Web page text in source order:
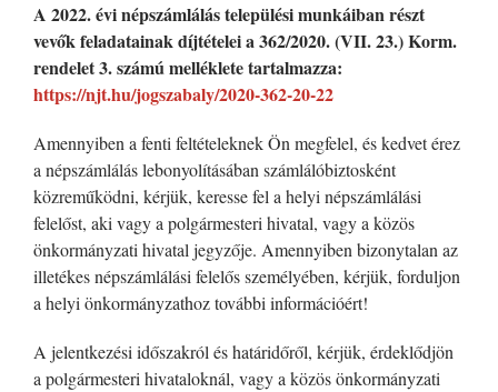
A 2022. évi népszámlálás települési munkáiban részt
vevők feladatainak díjtételei a 362/2020. (VII. 23.) Korm.
rendelet 3. számú melléklete tartalmazza:
https://njt.hu/jogszabaly/2020-362-20-22
Amennyiben a fenti feltételeknek Ön megfelel, és kedvet érez
a népszámlálás lebonyolításában számlálóbiztosként
közreműködni, kérjük, keresse fel a helyi népszámlálási
felelőst, aki vagy a polgármesteri hivatal, vagy a közös
önkormányzati hivatal jegyzője. Amennyiben bizonytalan az
illetékes népszámlálási felelős személyében, kérjük, forduljon
a helyi önkormányzathoz további információért!
A jelentkezési időszakról és határidőről, kérjük, érdeklődjön
a polgármesteri hivataloknál, vagy a közös önkormányzati